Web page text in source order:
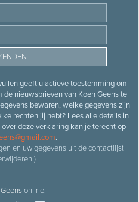
geeft u actieve toestemming om
nieuwsbrieven van Koen Geens te
bewaren, welke gegevens zijn
rechten jij hebt? Lees alle details in
over deze verklaring kan je terecht op
.
en uw gegevens uit de contactlijst
online: